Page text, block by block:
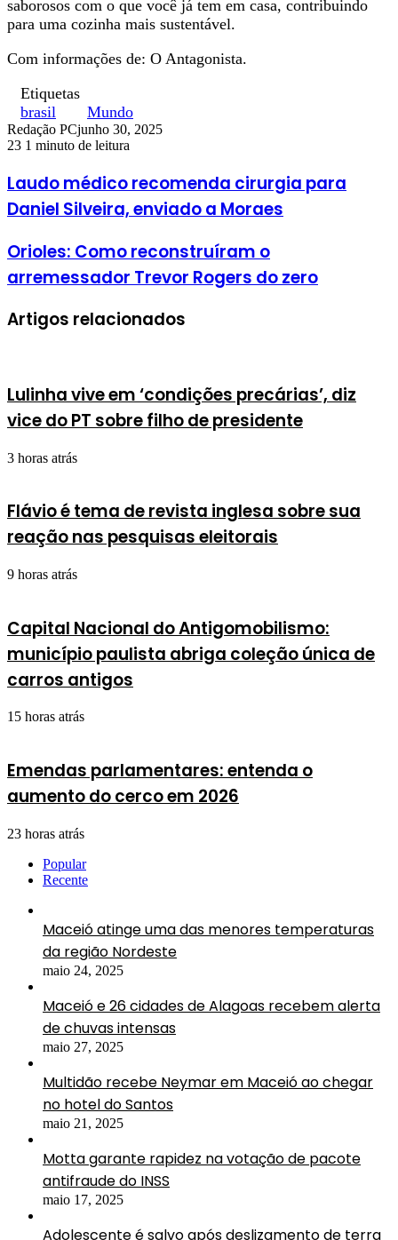
saborosos com o que você já tem em casa, contribuindo
para uma cozinha mais sustentável.
Com informações de: O Antagonista.
Etiquetas
brasil
Mundo
Redação PCjunho 30, 2025
23 1 minuto de leitura
Laudo médico recomenda cirurgia para
Daniel Silveira, enviado a Moraes
Orioles: Como reconstruíram o
arremessador Trevor Rogers do zero
Artigos relacionados
Lulinha vive em ‘condições precárias’, diz
vice do PT sobre filho de presidente
3 horas atrás
Flávio é tema de revista inglesa sobre sua
reação nas pesquisas eleitorais
9 horas atrás
Capital Nacional do Antigomobilismo:
município paulista abriga coleção única de
carros antigos
15 horas atrás
Emendas parlamentares: entenda o
aumento do cerco em 2026
23 horas atrás
Popular
Recente
Maceió atinge uma das menores temperaturas
da região Nordeste
maio 24, 2025
Maceió e 26 cidades de Alagoas recebem alerta
de chuvas intensas
maio 27, 2025
Multidão recebe Neymar em Maceió ao chegar
no hotel do Santos
maio 21, 2025
Motta garante rapidez na votação de pacote
antifraude do INSS
maio 17, 2025
Adolescente é salvo após deslizamento de terra